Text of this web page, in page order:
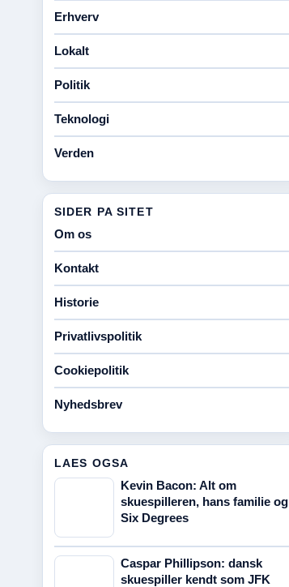
Erhverv
Lokalt
Politik
Teknologi
Verden
SIDER PA SITET
Om os
Kontakt
Historie
Privatlivspolitik
Cookiepolitik
Nyhedsbrev
LAES OGSA
Kevin Bacon: Alt om
skuespilleren, hans familie og
Six Degrees
Caspar Phillipson: dansk
skuespiller kendt som JFK